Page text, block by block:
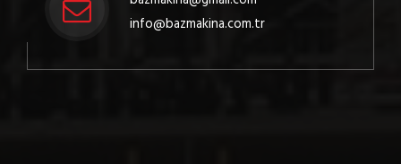
info@bazmakina.com.tr